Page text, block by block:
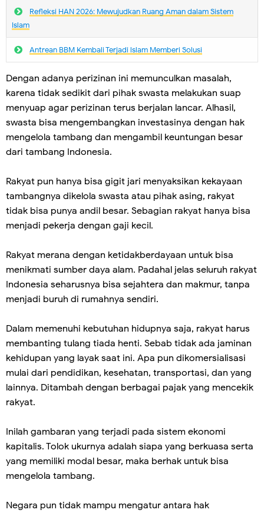
Refleksi HAN 2026: Mewujudkan Ruang Aman dalam Sistem
Islam
Antrean BBM Kembali Terjadi lslam Memberi Solusi
Dengan adanya perizinan ini memunculkan masalah,
karena tidak sedikit dari pihak swasta melakukan suap
menyuap agar perizinan terus berjalan lancar. Alhasil,
swasta bisa mengembangkan investasinya dengan hak
mengelola tambang dan mengambil keuntungan besar
dari tambang Indonesia.
Rakyat pun hanya bisa gigit jari menyaksikan kekayaan
tambangnya dikelola swasta atau pihak asing, rakyat
tidak bisa punya andil besar. Sebagian rakyat hanya bisa
menjadi pekerja dengan gaji kecil.
Rakyat merana dengan ketidakberdayaan untuk bisa
menikmati sumber daya alam. Padahal jelas seluruh rakyat
Indonesia seharusnya bisa sejahtera dan makmur, tanpa
menjadi buruh di rumahnya sendiri.
Dalam memenuhi kebutuhan hidupnya saja, rakyat harus
membanting tulang tiada henti. Sebab tidak ada jaminan
kehidupan yang layak saat ini. Apa pun dikomersialisasi
mulai dari pendidikan, kesehatan, transportasi, dan yang
lainnya. Ditambah dengan berbagai pajak yang mencekik
rakyat.
Inilah gambaran yang terjadi pada sistem ekonomi
kapitalis. Tolok ukurnya adalah siapa yang berkuasa serta
yang memiliki modal besar, maka berhak untuk bisa
mengelola tambang.
Negara pun tidak mampu mengatur antara hak